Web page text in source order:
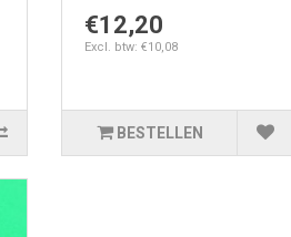
€12,20
Excl. btw: €10,08
BESTELLEN